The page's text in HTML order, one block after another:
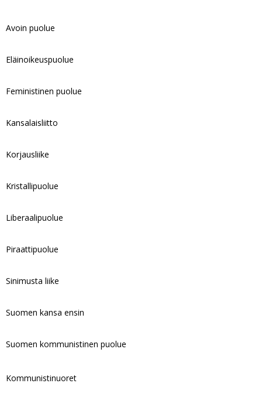
Avoin puolue
Eläinoikeuspuolue
Feministinen puolue
Kansalaisliitto
Korjausliike
Kristallipuolue
Liberaalipuolue
Piraattipuolue
Sinimusta liike
Suomen kansa ensin
Suomen kommunistinen puolue
Kommunistinuoret